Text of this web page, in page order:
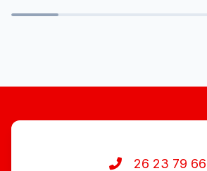
26 23 79 66